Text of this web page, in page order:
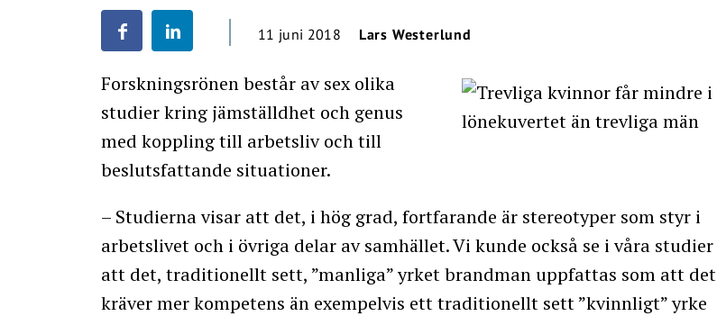
11 juni 2018 Lars Westerlund
Forskningsrönen består av sex olika
studier kring jämställdhet och genus
med koppling till arbetsliv och till
beslutsfattande situationer.
– Studierna visar att det, i hög grad, fortfarande är stereotyper som styr i
arbetslivet och i övriga delar av samhället. Vi kunde också se i våra studier
att det, traditionellt sett, ”manliga” yrket brandman uppfattas som att det
kräver mer kompetens än exempelvis ett traditionellt sett ”kvinnligt” yrke